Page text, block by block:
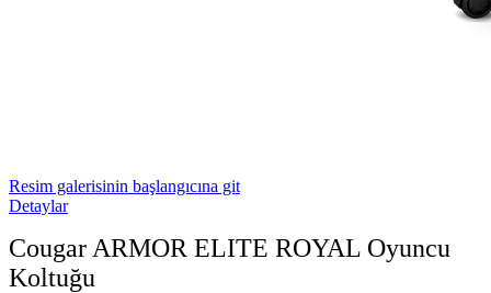
Resim galerisinin başlangıcına git
Detaylar
Cougar ARMOR ELITE ROYAL Oyuncu
Koltuğu